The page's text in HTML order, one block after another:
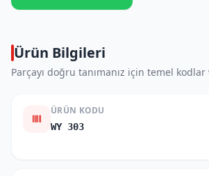
Ürün Bilgileri
Parçayı doğru tanımanız için temel kodlar
ÜRÜN KODU
WY 303